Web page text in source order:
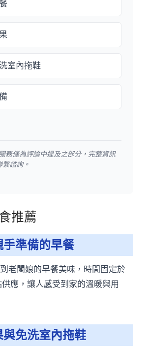
室內拖鞋
務僅為評論中提及之部分，完整資訊
諮詢。
推薦
準備的早餐
老闆娘的早餐美味，時間固定於
應，讓人感受到家的溫暖與用
免洗室內拖鞋